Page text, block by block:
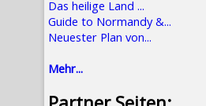
Das heilige Land ...
Guide to Normandy &...
Neuester Plan von...
Mehr...